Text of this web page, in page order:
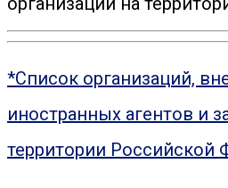
*Список организаций,
иностранных агентов и
территории Российской